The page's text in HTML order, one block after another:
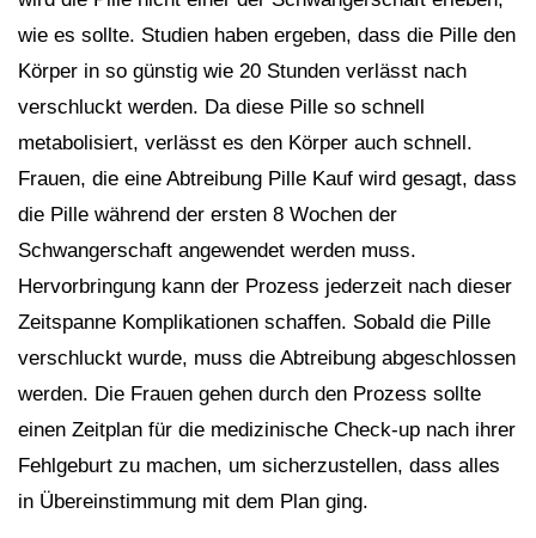
wie es sollte. Studien haben ergeben, dass die Pille den
Körper in so günstig wie 20 Stunden verlässt nach
verschluckt werden. Da diese Pille so schnell
metabolisiert, verlässt es den Körper auch schnell.
Frauen, die eine Abtreibung Pille Kauf wird gesagt, dass
die Pille während der ersten 8 Wochen der
Schwangerschaft angewendet werden muss.
Hervorbringung kann der Prozess jederzeit nach dieser
Zeitspanne Komplikationen schaffen. Sobald die Pille
verschluckt wurde, muss die Abtreibung abgeschlossen
werden. Die Frauen gehen durch den Prozess sollte
einen Zeitplan für die medizinische Check-up nach ihrer
Fehlgeburt zu machen, um sicherzustellen, dass alles
in Übereinstimmung mit dem Plan ging.